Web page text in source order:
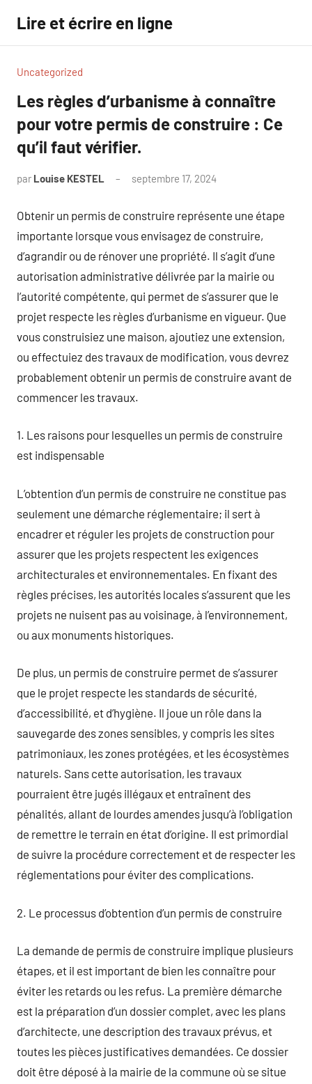
contenu
Lire et écrire en ligne
Uncategorized
Les règles d’urbanisme à connaître
pour votre permis de construire : Ce
qu’il faut vérifier.
par Louise KESTEL septembre 17, 2024
Obtenir un permis de construire représente une étape
importante lorsque vous envisagez de construire,
d’agrandir ou de rénover une propriété. Il s’agit d’une
autorisation administrative délivrée par la mairie ou
l’autorité compétente, qui permet de s’assurer que le
projet respecte les règles d’urbanisme en vigueur. Que
vous construisiez une maison, ajoutiez une extension,
ou effectuiez des travaux de modification, vous devrez
probablement obtenir un permis de construire avant de
commencer les travaux.
1. Les raisons pour lesquelles un permis de construire
est indispensable
L’obtention d’un permis de construire ne constitue pas
seulement une démarche réglementaire; il sert à
encadrer et réguler les projets de construction pour
assurer que les projets respectent les exigences
architecturales et environnementales. En fixant des
règles précises, les autorités locales s’assurent que les
projets ne nuisent pas au voisinage, à l’environnement,
ou aux monuments historiques.
De plus, un permis de construire permet de s’assurer
que le projet respecte les standards de sécurité,
d’accessibilité, et d’hygiène. Il joue un rôle dans la
sauvegarde des zones sensibles, y compris les sites
patrimoniaux, les zones protégées, et les écosystèmes
naturels. Sans cette autorisation, les travaux
pourraient être jugés illégaux et entraînent des
pénalités, allant de lourdes amendes jusqu’à l’obligation
de remettre le terrain en état d’origine. Il est primordial
de suivre la procédure correctement et de respecter les
réglementations pour éviter des complications.
2. Le processus d’obtention d’un permis de construire
La demande de permis de construire implique plusieurs
étapes, et il est important de bien les connaître pour
éviter les retards ou les refus. La première démarche
est la préparation d’un dossier complet, avec les plans
d’architecte, une description des travaux prévus, et
toutes les pièces justificatives demandées. Ce dossier
doit être déposé à la mairie de la commune où se situe